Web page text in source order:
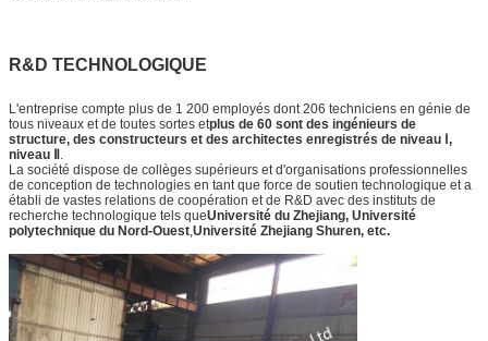
R&D TECHNOLOGIQUE
L'entreprise compte plus de 1 200 employés dont 206 techniciens en génie de
tous niveaux et de toutes sortes etplus de 60 sont des ingénieurs de
structure, des constructeurs et des architectes enregistrés de niveau Ⅰ,
niveau Ⅱ.
La société dispose de collèges supérieurs et d'organisations professionnelles
de conception de technologies en tant que force de soutien technologique et a
établi de vastes relations de coopération et de R&D avec des instituts de
recherche technologique tels queUniversité du Zhejiang, Université
polytechnique du Nord-Ouest,Université Zhejiang Shuren, etc.